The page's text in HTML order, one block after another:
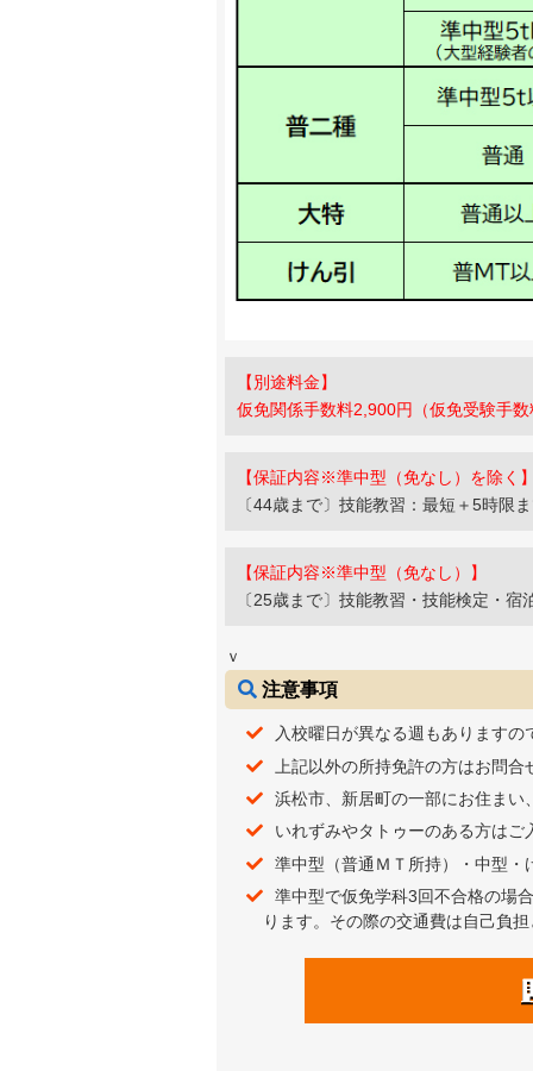
【別途料金】
仮免関係手数料2,900円（仮免受験手
【保証内容※準中型（免なし）を除く
〔44歳まで〕技能教習：最短＋5時限
【保証内容※準中型（免なし）】
〔25歳まで〕技能教習・技能検定・宿
ｖ
注意事項
入校曜日が異なる週もあります
上記以外の所持免許の方はお問合
浜松市、新居町の一部にお住ま
いれずみやタトゥーのある方はご
準中型（普通ＭＴ所持）・中型
準中型で仮免学科3回不合格の場
ります。その際の交通費は自己負